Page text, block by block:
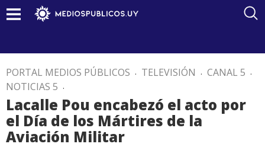
PORTAL MEDIOS PÚBLICOS . TELEVISIÓN . CANAL 5 .
NOTICIAS 5 .
Lacalle Pou encabezó el acto por
el Día de los Mártires de la
Aviación Militar